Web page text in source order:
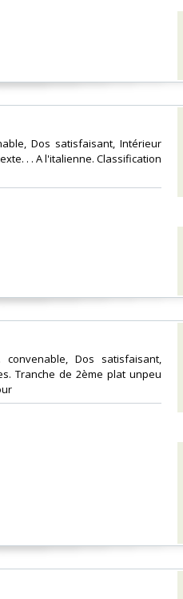
Dos satisfaisant, Intérieur
. . A l'italienne. Classification
convenable, Dos satisfaisant,
Tranche de 2ème plat unpeu